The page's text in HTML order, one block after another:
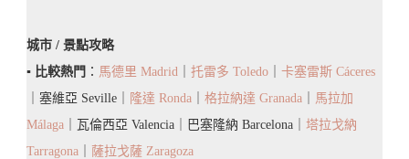
遊
行
程/
城市 / 景點攻略
▪️ 比較熱門 ： 馬德里 Madrid 托雷多 Toledo
卡塞雷斯 Cáceres
｜塞維亞 Seville｜
隆達 Ronda 格拉納達 Granada
馬拉加
Málaga ｜瓦倫西亞 Valencia｜巴塞隆納 Barcelona｜ 塔拉戈納
Tarragona
薩拉戈薩 Zaragoza